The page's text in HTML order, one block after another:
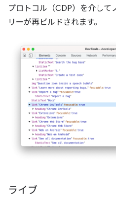
プロトコル（CDP）を介して
リーが再ビルドされます。
ライブ